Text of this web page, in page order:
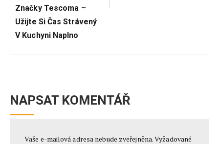
Značky Tescoma –
Užijte Si Čas Strávený
V Kuchyni Naplno
NAPSAT KOMENTÁŘ
Vaše e-mailová adresa nebude zveřejněna.Vyžadované